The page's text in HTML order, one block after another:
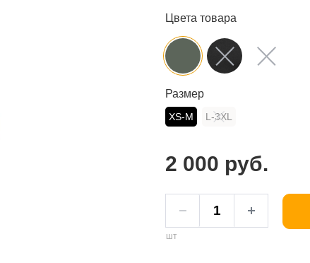
Цвета товара
Размер
XS-M L-3XL
2 000 руб.
шт